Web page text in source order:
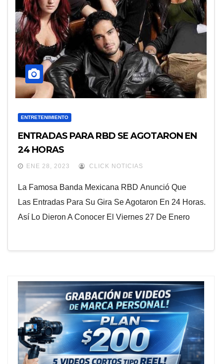
ENTRETENIMIENTO
ENTRADAS PARA RBD SE AGOTARON EN
24 HORAS
ENE 28, 2023 CLICK NOTICIAS
La Famosa Banda Mexicana RBD Anunció Que
Las Entradas Para Su Gira Se Agotaron En 24 Horas.
Así Lo Dieron A Conocer El Viernes 27 De Enero